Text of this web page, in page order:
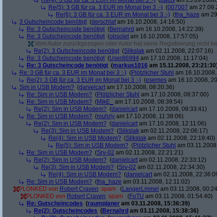
Re(5): 3 GB für ca. 3 EUR im Monat bei 3 :-) (007007 am
Re(6): 3 GB für ca. 3 EUR im Monat bei 3 :-) (tha_haze am
3 Gutscheincode benötigt (derschlafam 16.10.2008, 14:16:50)
Re: 3 Gutscheincode benötigt (Bernahrd am 16.10.2008, 14:22:39)
Re: 3 Gutscheincode benötigt (obsolet am 16.10.2008, 17:57:05)
Vom Autor zurückgezogen oder Autor hat seine Registrierung nicht
Re(2): 3 Gutscheincode benötigt (Slikslak am 02.11.2008, 22:07:16)
Re: 3 Gutscheincode benötigt (User86994 am 17.10.2008, 11:17:04)
Re: 3 Gutscheincode benötigt (markus1016 am 15.11.2008,
Re: 3 GB für ca. 3 EUR im Monat bei 3 :-) (Plötzlicher Stuhl am
Re(2): 3 GB für ca. 3 EUR im Monat bei 3 :-) (esemes am 16.10.2008,
Sim in USB Modem? (danielcart am 17.10.2008, 08:20:36)
Re: Sim in USB Modem? (Plötzlicher Stuhl am 17.10.2008, 08:37:00)
Re: Sim in USB Modem? (MikE_
am 17.10.2008, 08:39:54)
Re(2): Sim in USB Modem? (danielcart am 17.10.2008, 09:33:41)
Re: Sim in USB Modem? (muhrly am 17.10.2008, 11:38:06)
Re(2): Sim in USB Modem? (danielcart am 17.10.2008, 12:11:06)
Re(3): Sim in USB Modem? (Slikslak am 02.11.2008, 22:06:17)
Re(4): Sim in USB Modem? (Slikslak am 02.11.2008, 22:19:40)
Re(5): Sim in USB Modem? (Plötzlicher Stuhl am
Re: Sim in USB Modem? (Srv-02 am 02.11.2008, 22:21:21)
Re(2): Sim in USB Modem? (danielcart am 02.11.2008, 22:33:12)
Re(3): Sim in USB Modem? (Srv-02 am 02.11.2008, 22:34:30)
Re(4): Sim in USB Modem? (danielcart am 02.11.2008,
Re: Sim in USB Modem? (tha_haze am 03.11.2008, 12:11:02)
PLONKED von Robert Craven: spam (LangerLmmel am 03.11.2008,
PLONKED von Robert Craven: spam (FoTU am 03.11.2008, 01:54:40)
Re: Gutscheincodes (raumplaner am 03.11.2008, 15:36:39)
Re(2): Gutscheincodes (Bernahrd am 03.11.2008, 15:38:36)